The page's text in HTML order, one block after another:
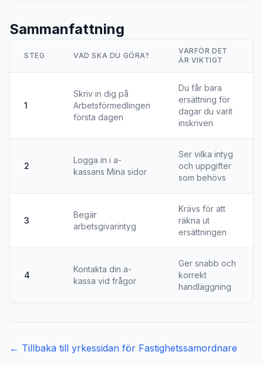
Sammanfattning
STEG VAD SKA DU GÖRA?
VARFÖR DET
ÄR VIKTIGT
1
Skriv in dig på
Arbetsförmedlingen
första dagen
Du får bara
ersättning för
dagar du varit
inskriven
2
Logga in i a-
kassans Mina sidor
Ser vilka intyg
och uppgifter
som behövs
3
Begär
arbetsgivarintyg
Krävs för att
räkna ut
ersättningen
4
Kontakta din a-
kassa vid frågor
Ger snabb och
korrekt
handläggning
← Tillbaka till yrkessidan för Fastighetssamordnare